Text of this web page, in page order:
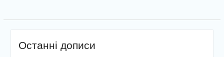
Останні дописи